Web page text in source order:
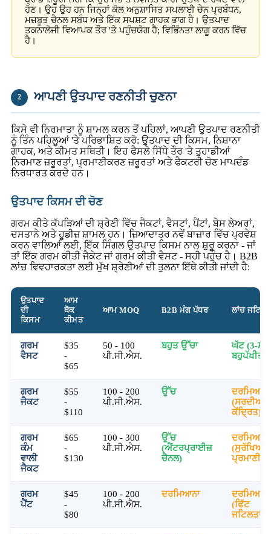
ਹੋਣ। ਉਹ ਉਹ ਹਨ ਜਿਨ੍ਹਾਂ ਕੋਲ ਅਨੁਸ਼ਾਸਿਤ ਸਪਲਾਈ ਚੇਨ ਪ੍ਰਬੰਧਨ,
ਮਜ਼ਬੂਤ ​​ਚੈਨਲ ਸਬੰਧ ਅਤੇ ਇੱਕ ਸਪਸ਼ਟ ਗਾਹਕ ਭਾਗ ਹੈ। ਉਤਪਾਦ
ਤਕਨਾਲੋਜੀ ਵਿਆਪਕ ਤੌਰ 'ਤੇ ਪਹੁੰਚਯੋਗ ਹੈ; ਵਿਭਿੰਨਤਾ ਲਾਗੂ ਕਰਨ ਵਿੱਚ
ਹੈ।
2 ਆਪਣੀ ਉਤਪਾਦ ਰਣਨੀਤੀ ਚੁਣਨਾ
ਕਿਸੇ ਵੀ ਨਿਰਮਾਤਾ ਨੂੰ ਸ਼ਾਮਲ ਕਰਨ ਤੋਂ ਪਹਿਲਾਂ, ਆਪਣੀ ਉਤਪਾਦ ਰਣਨੀਤੀ
ਨੂੰ ਤਿੰਨ ਪਹਿਲੂਆਂ 'ਤੇ ਪਰਿਭਾਸ਼ਿਤ ਕਰੋ: ਉਤਪਾਦ ਦੀ ਕਿਸਮ, ਨਿਸ਼ਾਨਾ
ਗਾਹਕ, ਅਤੇ ਕੀਮਤ ਸਥਿਤੀ। ਇਹ ਫੈਸਲੇ ਸਿੱਧੇ ਤੌਰ 'ਤੇ ਤੁਹਾਡੀਆਂ
ਨਿਰਮਾਣ ਜ਼ਰੂਰਤਾਂ, ਪ੍ਰਮਾਣੀਕਰਣ ਜ਼ਰੂਰਤਾਂ ਅਤੇ ਫੈਕਟਰੀ ਚੋਣ ਮਾਪਦੰਡ
ਨਿਰਧਾਰਤ ਕਰਦੇ ਹਨ।
ਉਤਪਾਦ ਕਿਸਮ ਦੀ ਚੋਣ
ਗਰਮ ਕੀਤੇ ਕੱਪੜਿਆਂ ਦੀ ਸ਼੍ਰੇਣੀ ਵਿੱਚ ਜੈਕਟਾਂ, ਵੈਸਟਾਂ, ਪੈਂਟਾਂ, ਬੇਸ ਲੇਅਰਾਂ,
ਦਸਤਾਨੇ ਅਤੇ ਹੂਡੀਜ਼ ਸ਼ਾਮਲ ਹਨ। ਜ਼ਿਆਦਾਤਰ ਨਵੇਂ ਬਾਜ਼ਾਰ ਵਿੱਚ ਪ੍ਰਵੇਸ਼
ਕਰਨ ਵਾਲਿਆਂ ਲਈ, ਇੱਕ ਸਿੰਗਲ ਉਤਪਾਦ ਕਿਸਮ ਨਾਲ ਸ਼ੁਰੂ ਕਰਨਾ - ਜਾਂ
ਤਾਂ ਇੱਕ ਗਰਮ ਕੀਤੀ ਜੈਕੇਟ ਜਾਂ ਗਰਮ ਕੀਤੀ ਵੈਸਟ - ਸਹੀ ਪਹੁੰਚ ਹੈ। B2B
ਲਾਂਚ ਵਿਵਹਾਰਕਤਾ ਲਈ ਮੁੱਖ ਸ਼੍ਰੇਣੀਆਂ ਦੀ ਤੁਲਨਾ ਇੱਥੇ ਕੀਤੀ ਜਾਂਦੀ ਹੈ:
ਉਤਪਾਦ
ਦੀ
ਕਿਸਮ
ਆਮ
ਥੋਕ
ਕੀਮਤ
ਆਮ MOQ B2B ਮੰਗ ਪੱਧਰ ਲਾਂਚ
ਗਰਮ
ਵੈਸਟ
$35
-
$65
50 - 100
ਪੀ.ਸੀ.ਐਸ.
ਬਹੁਤ ਉੱਚਾ
ਘੱਟ (3-
ਬਹੁਪੱਖੀਤਾ)
ਗਰਮ
ਜੈਕਟ
$55
-
$110
100 - 200
ਪੀ.ਸੀ.ਐਸ.
ਉੱਚ
ਦਰਮਿਆਨਾ
(ਸਰਦੀਆਂ-
ਕੇਂਦ੍ਰਿਤ)
ਗਰਮ
ਕੰਮ
ਵਾਲੀ
ਜੈਕਟ
$65
-
$130
100 - 300
ਪੀ.ਸੀ.ਐਸ.
ਉੱਚ
(ਐਂਟਰਪ੍ਰਾਈਜ਼
ਚੈਨਲ)
ਦਰਮਿਆਨਾ
(ਸੁਰੱਖਿਆ
ਗਰਮ
ਪੈਂਟ
$45
-
$80
100 - 200
ਪੀ.ਸੀ.ਐਸ.
ਦਰਮਿਆਨਾ
ਦਰਮਿਆਨਾ
(ਫਿੱਟ
ਜਟਿਲਤਾ)